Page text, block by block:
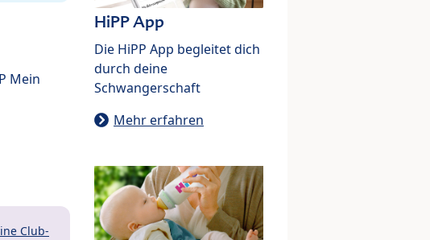
Mein
Club-
HiPP App
Die HiPP App begleitet dich
durch deine
Schwangerschaft
Mehr erfahren